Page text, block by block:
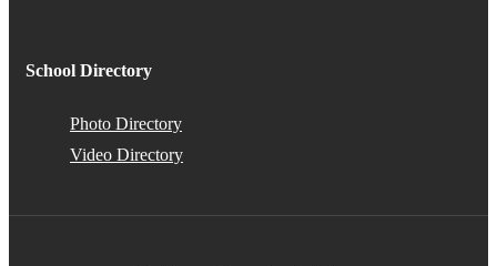
School Directory
Photo Directory
Video Directory